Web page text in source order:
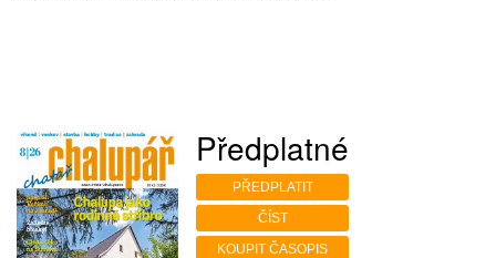
Předplatné
PŘEDPLATIT
ČÍST
KOUPIT ČASOPIS